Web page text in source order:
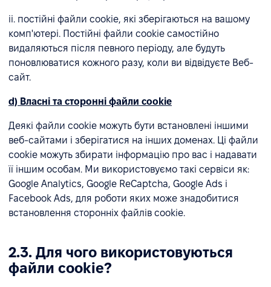
ii. постійні файли cookie, які зберігаються на вашому
комп'ютері. Постійні файли cookie самостійно
видаляються після певного періоду, але будуть
поновлюватися кожного разу, коли ви відвідуєте Веб-
сайт.
d) Власні та сторонні файли cookie
Деякі файли cookie можуть бути встановлені іншими
веб-сайтами і зберігатися на інших доменах. Ці файли
cookie можуть збирати інформацію про вас і надавати
її іншим особам. Ми використовуємо такі сервіси як:
Google Analytics, Google ReCaptcha, Google Ads і
Facebook Ads, для роботи яких може знадобитися
встановлення сторонніх файлів cookie.
2.3. Для чого використовуються
файли cookie?